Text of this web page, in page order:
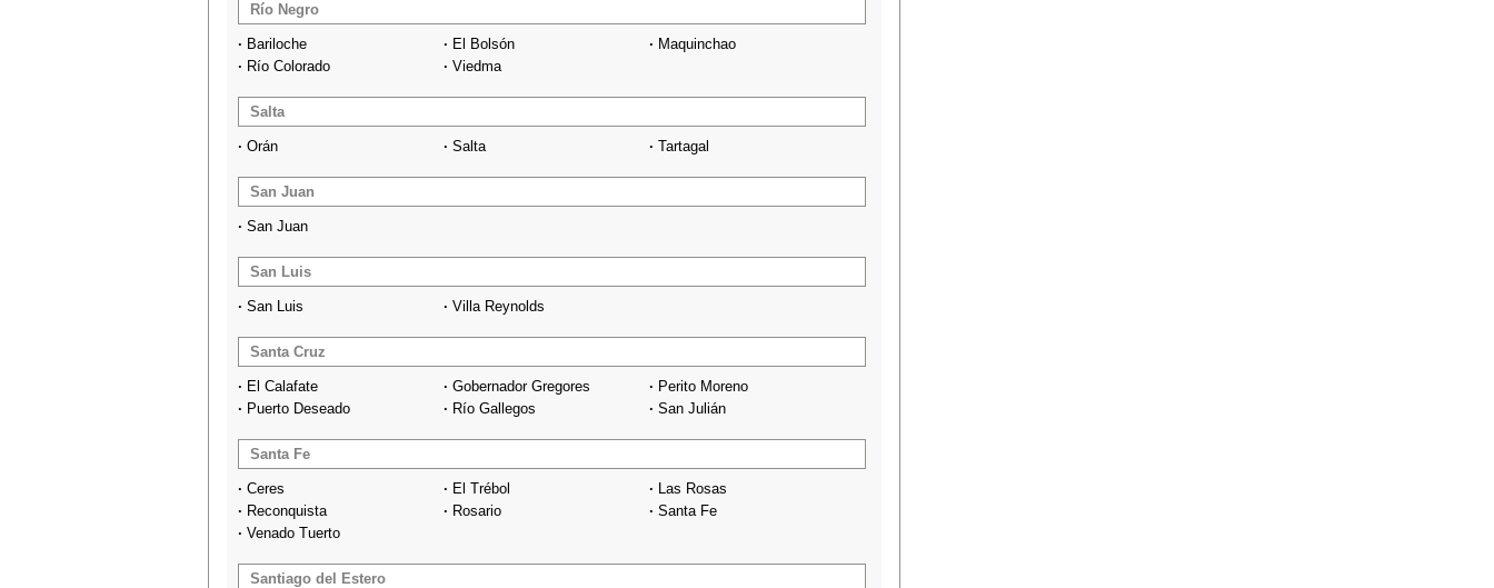
Río Negro
· Bariloche · El Bolsón · Maquinchao
· Río Colorado · Viedma
Salta
· Orán · Salta · Tartagal
San Juan
· San Juan
San Luis
· San Luis · Villa Reynolds
Santa Cruz
· El Calafate · Gobernador Gregores · Perito Moreno
· Puerto Deseado · Río Gallegos · San Julián
Santa Fe
· Ceres · El Trébol · Las Rosas
· Reconquista · Rosario · Santa Fe
· Venado Tuerto
Santiago del Estero